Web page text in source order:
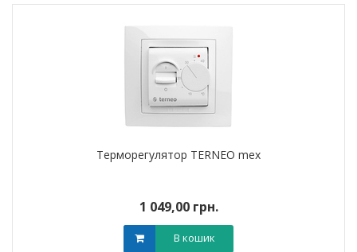
Терморегулятор TERNEO mex
1 049,00 грн.
В кошик